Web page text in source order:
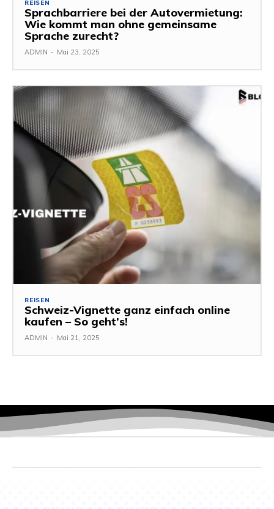
REISEN
Sprachbarriere bei der Autovermietung:
Wie kommt man ohne gemeinsame
Sprache zurecht?
ADMIN - Mai 23, 2025
REISEN
Schweiz-Vignette ganz einfach online
kaufen – So geht’s!
ADMIN - Mai 21, 2025